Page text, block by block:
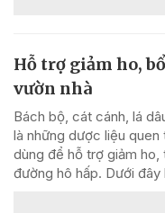
Hỗ trợ giảm ho,
vườn nhà
Bách bộ, cát cánh, lá
là những dược liệu
dùng để hỗ trợ giảm
đường hô hấp. Dưới đây